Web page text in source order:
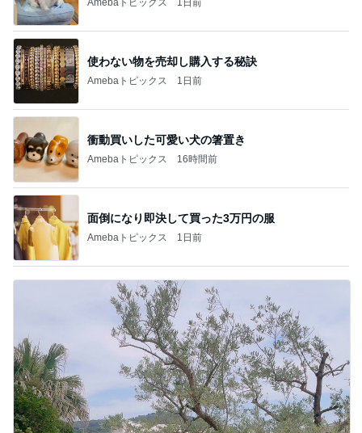
使わない物を売却し購入する秘訣
Amebaトピックス 1日前
衝動買いした可愛い犬の箸置き
Amebaトピックス 16時間前
面倒になり即決して買った3万円の服
Amebaトピックス 1日前